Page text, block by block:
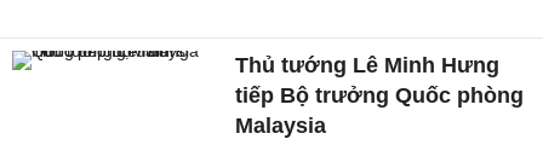
Thủ tướng Lê Minh Hưng
tiếp Bộ trưởng Quốc phòng
Malaysia